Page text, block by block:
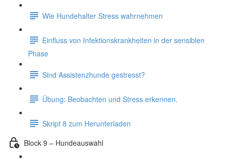
Wie Hundehalter Stress wahrnehmen
Einfluss von Infektionskrankheiten in der sensiblen
Phase
Sind Assistenzhunde gestresst?
Übung: Beobachten und Stress erkennen.
Skript 8 zum Herunterladen
Block 9 – Hundeauswahl